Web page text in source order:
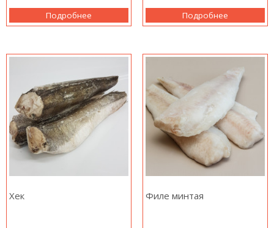
Подробнее Подробнее
Хек Филе минтая